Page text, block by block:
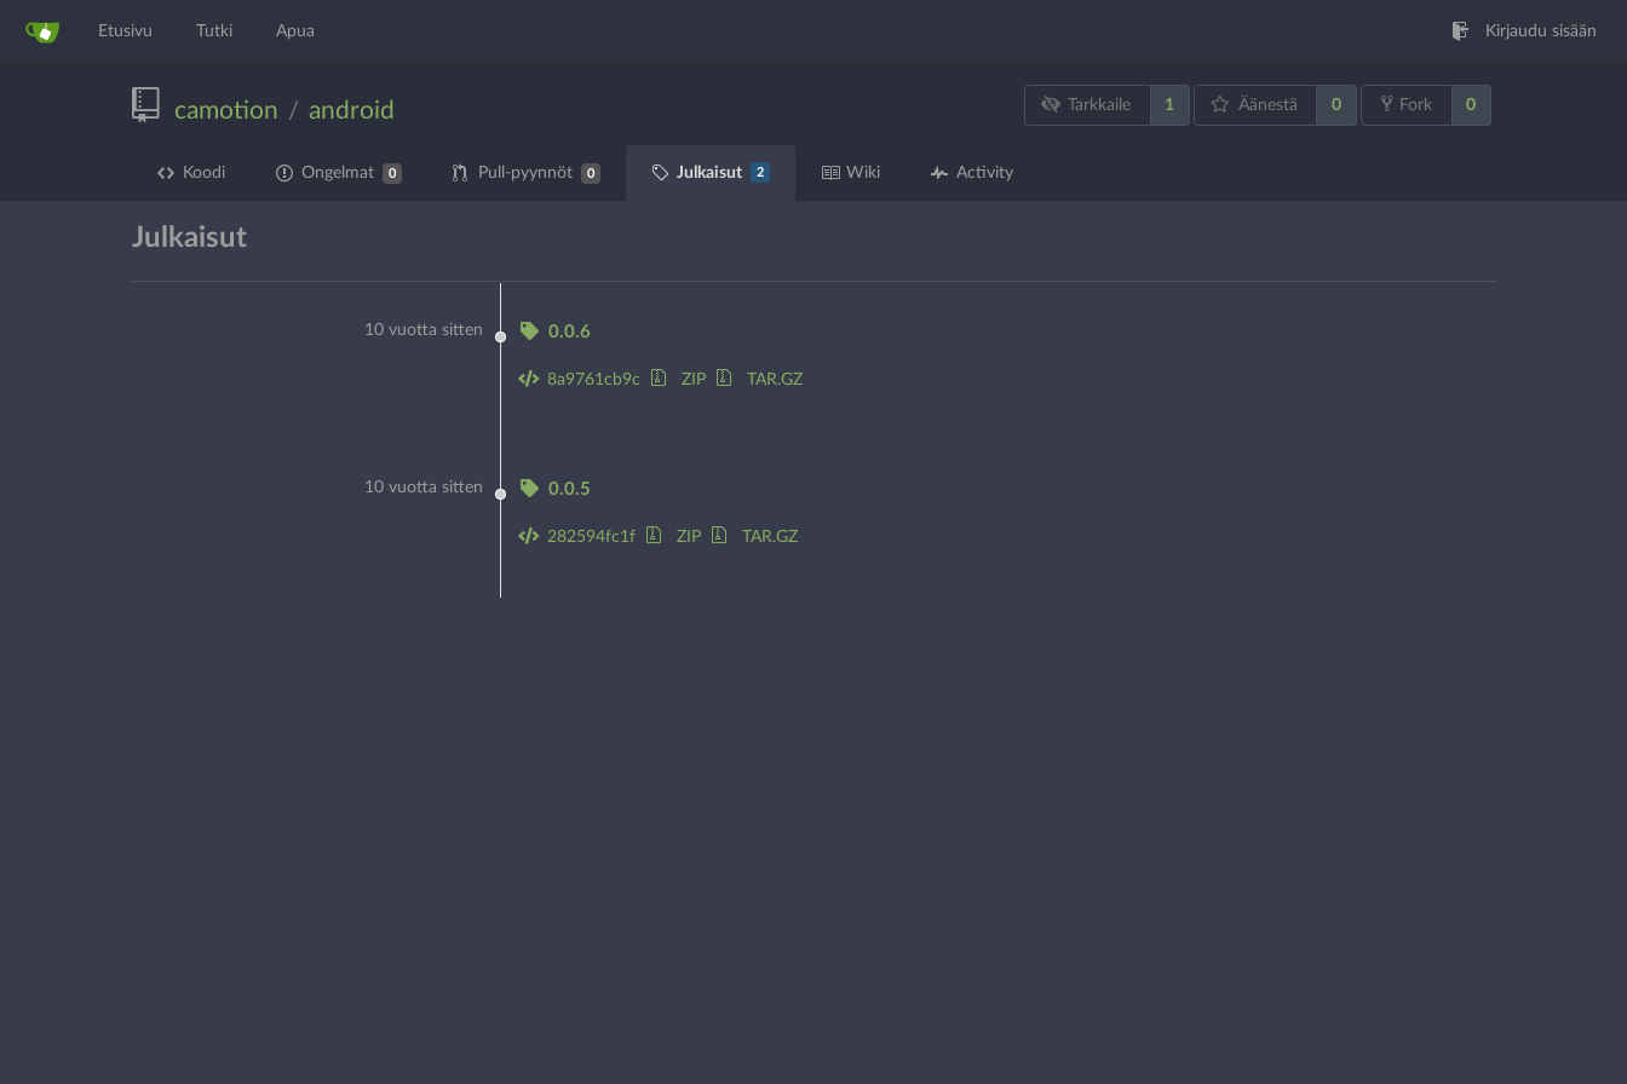
Etusivu Tutki Apua Kirjaudu sisään
camotion / android Tarkkaile 1 Äänestä 0 Fork 0
Koodi Ongelmat 0 Pull-pyynnöt 0 Julkaisut 2 Wiki Activity
Julkaisut
10 vuotta sitten 0.0.6
8a9761cb9c ZIP TAR.GZ
10 vuotta sitten 0.0.5
282594fc1f ZIP TAR.GZ